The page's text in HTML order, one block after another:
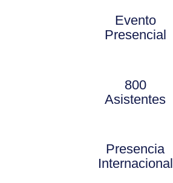
Evento
Presencial
800
Asistentes
Presencia
Internacional